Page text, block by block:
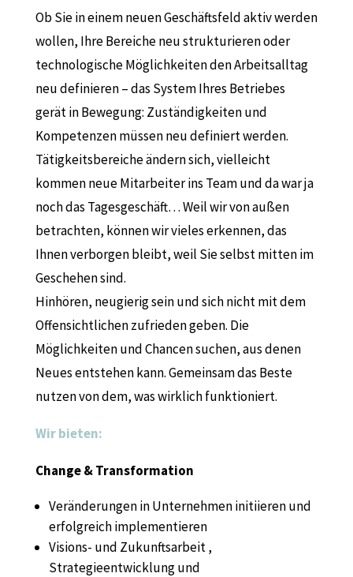
Ob Sie in einem neuen Geschäftsfeld aktiv werden
wollen, Ihre Bereiche neu strukturieren oder
technologische Möglichkeiten den Arbeitsalltag
neu definieren – das System Ihres Betriebes
gerät in Bewegung: Zuständigkeiten und
Kompetenzen müssen neu definiert werden.
Tätigkeitsbereiche ändern sich, vielleicht
kommen neue Mitarbeiter ins Team und da war ja
noch das Tagesgeschäft… Weil wir von außen
betrachten, können wir vieles erkennen, das
Ihnen verborgen bleibt, weil Sie selbst mitten im
Geschehen sind.
Hinhören, neugierig sein und sich nicht mit dem
Offensichtlichen zufrieden geben. Die
Möglichkeiten und Chancen suchen, aus denen
Neues entstehen kann. Gemeinsam das Beste
nutzen von dem, was wirklich funktioniert.
Wir bieten:
Change & Transformation
Veränderungen in Unternehmen initiieren und
erfolgreich implementieren
Visions- und Zukunftsarbeit ,
Strategieentwicklung und